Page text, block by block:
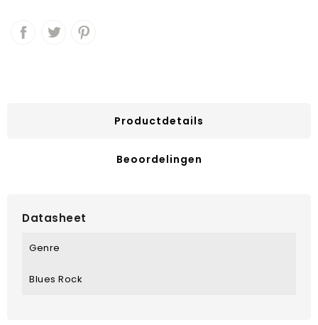
Productdetails
Beoordelingen
Datasheet
Genre
Blues Rock